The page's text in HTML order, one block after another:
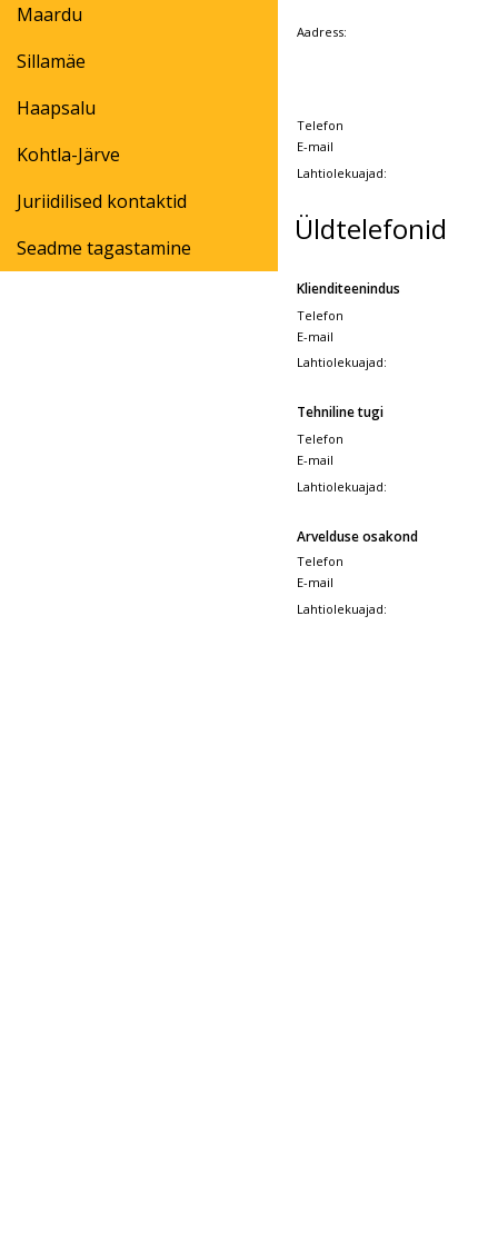
Maardu
Sillamäe
Haapsalu
Kohtla-Järve
Juriidilised kontaktid
Seadme tagastamine
Aadress:
Telefon
E-mail
Lahtiolekuajad:
Üldtelefonid
Klienditeenindus
Telefon
E-mail
Lahtiolekuajad:
Tehniline tugi
Telefon
E-mail
Lahtiolekuajad:
Arvelduse osakond
Telefon
E-mail
Lahtiolekuajad: